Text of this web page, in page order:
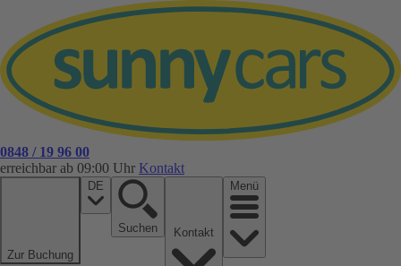
0848 / 19 96 00
erreichbar ab 09:00 Uhr Kontakt
Zur Buchung
DE
Suchen
Menü